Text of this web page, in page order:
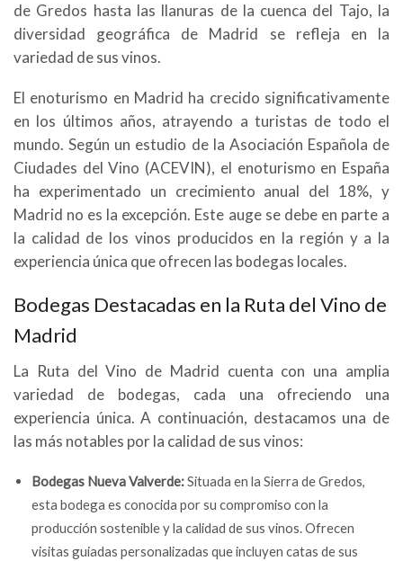
de Gredos hasta las llanuras de la cuenca del Tajo, la
diversidad geográfica de Madrid se refleja en la
variedad de sus vinos.
El enoturismo en Madrid ha crecido significativamente
en los últimos años, atrayendo a turistas de todo el
mundo. Según un estudio de la Asociación Española de
Ciudades del Vino (ACEVIN), el enoturismo en España
ha experimentado un crecimiento anual del 18%, y
Madrid no es la excepción. Este auge se debe en parte a
la calidad de los vinos producidos en la región y a la
experiencia única que ofrecen las bodegas locales.
Bodegas Destacadas en la Ruta del Vino de
Madrid
La Ruta del Vino de Madrid cuenta con una amplia
variedad de bodegas, cada una ofreciendo una
experiencia única. A continuación, destacamos una de
las más notables por la calidad de sus vinos:
Bodegas Nueva Valverde:Situada en la Sierra de Gredos,
esta bodega es conocida por su compromiso con la
producción sostenible y la calidad de sus vinos. Ofrecen
visitas guiadas personalizadas que incluyen catas de sus